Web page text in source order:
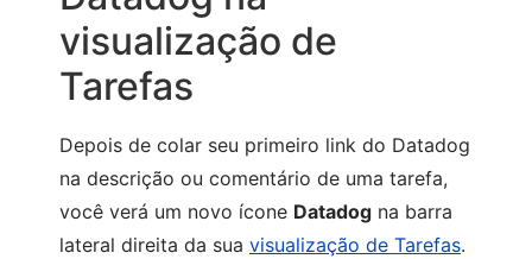
visualização de
Tarefas
Depois de colar seu primeiro link do Datadog
na descrição ou comentário de uma tarefa,
você verá um novo ícone Datadog na barra
lateral direita da sua visualização de Tarefas.